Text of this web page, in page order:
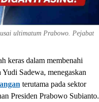
ultimatum Prabowo. Pejabat
keras dalam membenahi
Sadewa, menegaskan
terutama pada sektor
Presiden Prabowo Subianto.